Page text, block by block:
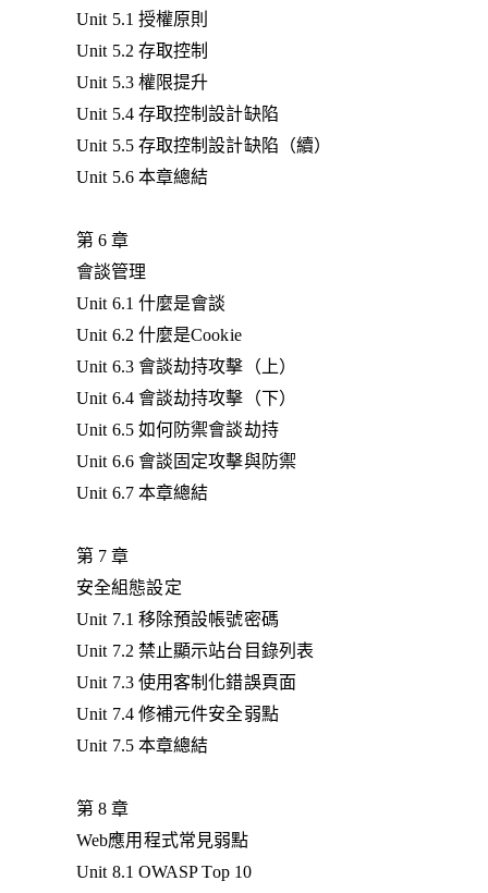
Unit 5.1 授權原則
Unit 5.2 存取控制
Unit 5.3 權限提升
Unit 5.4 存取控制設計缺陷
Unit 5.5 存取控制設計缺陷（續）
Unit 5.6 本章總結
第 6 章
會談管理
Unit 6.1 什麼是會談
Unit 6.2 什麼是Cookie
Unit 6.3 會談劫持攻擊（上）
Unit 6.4 會談劫持攻擊（下）
Unit 6.5 如何防禦會談劫持
Unit 6.6 會談固定攻擊與防禦
Unit 6.7 本章總結
第 7 章
安全組態設定
Unit 7.1 移除預設帳號密碼
Unit 7.2 禁止顯示站台目錄列表
Unit 7.3 使用客制化錯誤頁面
Unit 7.4 修補元件安全弱點
Unit 7.5 本章總結
第 8 章
Web應用程式常見弱點
Unit 8.1 OWASP Top 10